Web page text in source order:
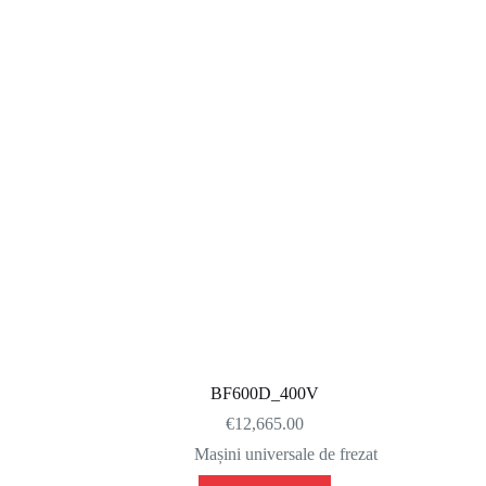
BF600D_400V
€12,665.00
Mașini universale de frezat